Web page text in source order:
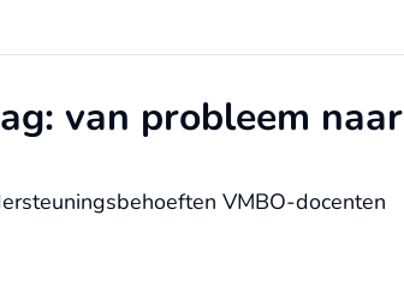
van probleem naar
VMBO-docenten